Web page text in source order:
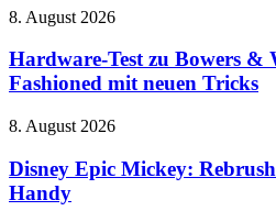
Hardware-
zu
Bowers
&
Pi8
Old
Fashioned
8. August 2026
Hardware-Test zu Bowers &
Fashioned mit neuen Tricks
Disney
Mickey:
Rebrushed
–
8. August 2026
Disney Epic Mickey:
Handy